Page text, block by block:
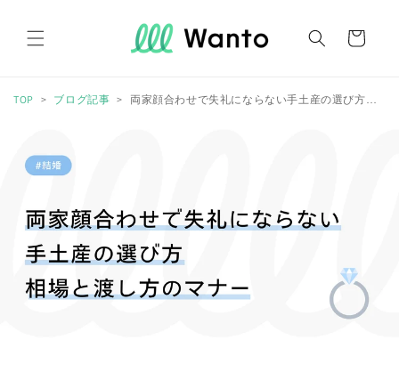
進む
ー
TOP ブログ記事 両家顔合わせで失礼にならない手土産の選び方｜相場と渡し方のマナーを解説